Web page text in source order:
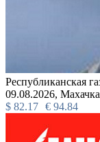
Республиканская
09.08.2026,
$ 82.17 € 94.84